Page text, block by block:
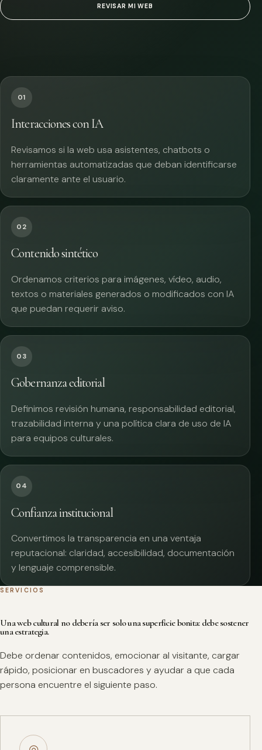
REVISAR MI WEB
01
Interacciones con IA
Revisamos si la web usa asistentes, chatbots o
herramientas automatizadas que deban identificarse
claramente ante el usuario.
02
Contenido sintético
Ordenamos criterios para imágenes, vídeo, audio,
textos o materiales generados o modificados con IA
que puedan requerir aviso.
03
Gobernanza editorial
Definimos revisión humana, responsabilidad editorial,
trazabilidad interna y una política clara de uso de IA
para equipos culturales.
04
Confianza institucional
Convertimos la transparencia en una ventaja
reputacional: claridad, accesibilidad, documentación
y lenguaje comprensible.
SERVICIOS
Una web cultural no debería ser solo una superficie bonita: debe sostener
una estrategia.
Debe ordenar contenidos, emocionar al visitante, cargar
rápido, posicionar en buscadores y ayudar a que cada
persona encuentre el siguiente paso.